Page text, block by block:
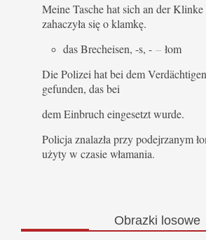
Meine Tasche hat sich an der
zahaczyła się o klamkę.
das Brecheisen, -s, - – łom
Die Polizei hat bei dem
gefunden, das bei
dem Einbruch eingesetzt wurde.
Policja znalazła przy podejrzanym
użyty w czasie włamania.
Obrazki losowe